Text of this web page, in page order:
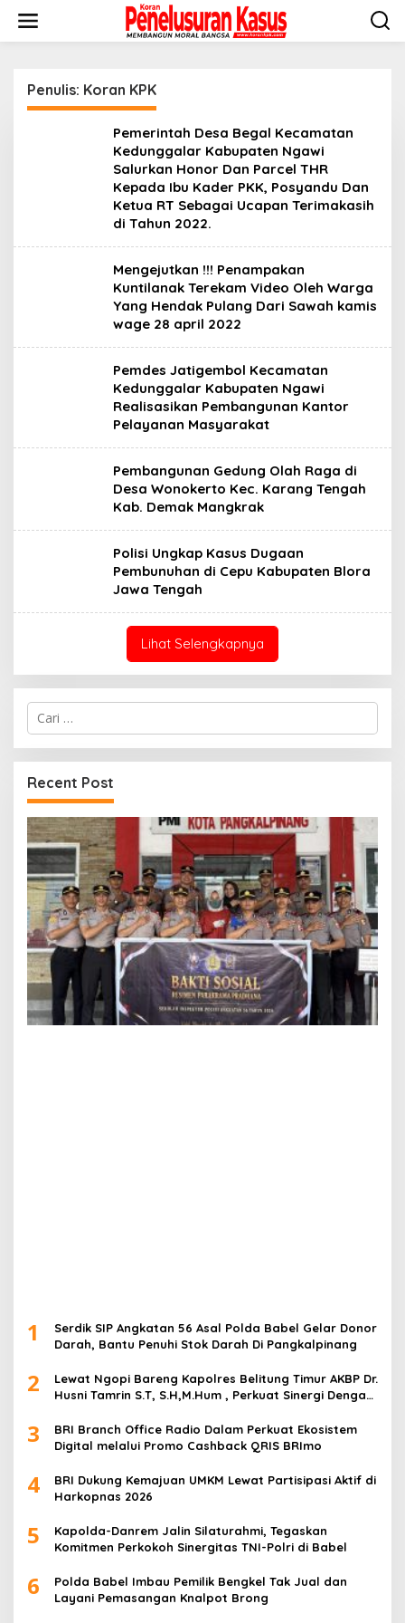
konten
Penulis: Koran KPK
Pemerintah Desa Begal Kecamatan
Kedunggalar Kabupaten Ngawi
Salurkan Honor Dan Parcel THR
Kepada Ibu Kader PKK, Posyandu Dan
Ketua RT Sebagai Ucapan Terimakasih
di Tahun 2022.
Mengejutkan !!! Penampakan
Kuntilanak Terekam Video Oleh Warga
Yang Hendak Pulang Dari Sawah kamis
wage 28 april 2022
Pemdes Jatigembol Kecamatan
Kedunggalar Kabupaten Ngawi
Realisasikan Pembangunan Kantor
Pelayanan Masyarakat
Pembangunan Gedung Olah Raga di
Desa Wonokerto Kec. Karang Tengah
Kab. Demak Mangkrak
Polisi Ungkap Kasus Dugaan
Pembunuhan di Cepu Kabupaten Blora
Jawa Tengah
Lihat Selengkapnya
Cari
untuk:
Recent Post
1
Serdik SIP Angkatan 56 Asal Polda Babel Gelar Donor
Darah, Bantu Penuhi Stok Darah Di Pangkalpinang
2
Lewat Ngopi Bareng Kapolres Belitung Timur AKBP Dr.
Husni Tamrin S.T, S.H,M.Hum , Perkuat Sinergi Dengan
3
BRI Branch Office Radio Dalam Perkuat Ekosistem
Digital melalui Promo Cashback QRIS BRImo
4
BRI Dukung Kemajuan UMKM Lewat Partisipasi Aktif di
Harkopnas 2026
5
Kapolda-Danrem Jalin Silaturahmi, Tegaskan
Komitmen Perkokoh Sinergitas TNI-Polri di Babel
6
Polda Babel Imbau Pemilik Bengkel Tak Jual dan
Layani Pemasangan Knalpot Brong